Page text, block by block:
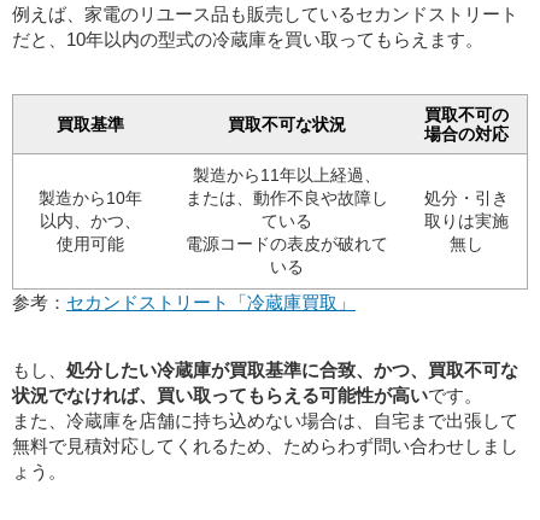
例えば、家電のリユース品も販売しているセカンドストリート
だと、10年以内の型式の冷蔵庫を買い取ってもらえます。
買取基準 買取不可な状況
買取不可の
場合の対応
製造から10年
以内、かつ、
使用可能
製造から11年以上経過、
または、動作不良や故障し
ている
電源コードの表皮が破れて
いる
処分・引き
取りは実施
無し
参考： セカンドストリート「冷蔵庫買取」
もし、 処分したい冷蔵庫が買取基準に合致、かつ、買取不可な
状況でなければ、買い取ってもらえる可能性が高いです。
また、冷蔵庫を店舗に持ち込めない場合は、自宅まで出張して
無料で見積対応してくれるため、ためらわず問い合わせしまし
ょう。